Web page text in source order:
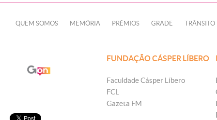
QUEM SOMOS MEMÓRIA PRÊMIOS GRADE TRÂNSITO
FUNDAÇÃO CÁSPER LÍBERO
Faculdade Cásper Líbero
FCL
Gazeta FM